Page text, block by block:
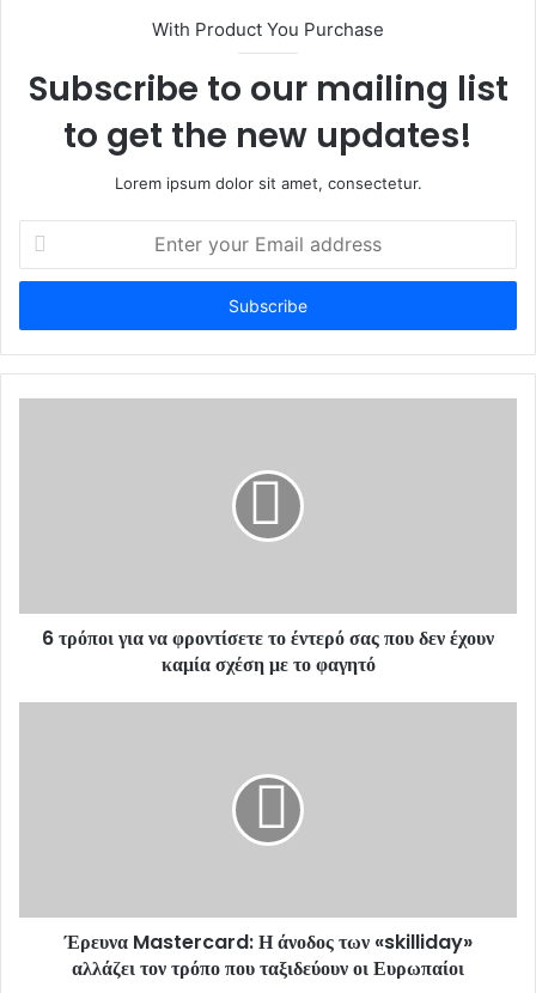
e
With Product You Purchase
Subscribe to our mailing list
to get the new updates!
Lorem ipsum dolor sit amet, consectetur.
t
r
y
d
6 τρόποι για να φροντίσετε το έντερό σας που δεν έχουν
καμία σχέση με το φαγητό
Έρευνα Mastercard: Η άνοδος των «skilliday»
αλλάζει τον τρόπο που ταξιδεύουν οι Ευρωπαίοι